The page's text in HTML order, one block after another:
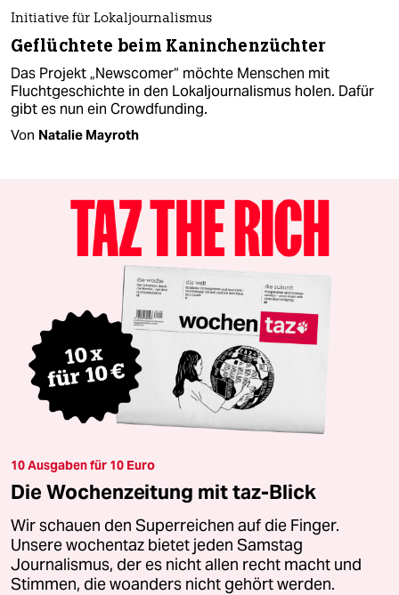
Initiative für Lokaljournalismus
Geflüchtete beim Kaninchenzüchter
Das Projekt „Newscomer“ möchte Menschen mit
Fluchtgeschichte in den Lokaljournalismus holen. Dafür
gibt es nun ein Crowdfunding.
Von Natalie Mayroth
10 Ausgaben für 10 Euro
Die Wochenzeitung mit taz-Blick
Wir schauen den Superreichen auf die Finger.
Unsere wochentaz bietet jeden Samstag
Journalismus, der es nicht allen recht macht und
Stimmen, die woanders nicht gehört werden.